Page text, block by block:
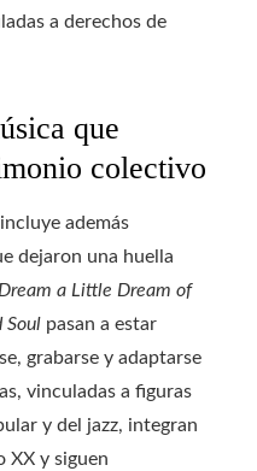
a derechos de
que
colectivo
además
dejaron una huella
a Little Dream of
Soul pasan a estar
grabarse y adaptarse
vinculadas a figuras
y del jazz, integran
XX y siguen